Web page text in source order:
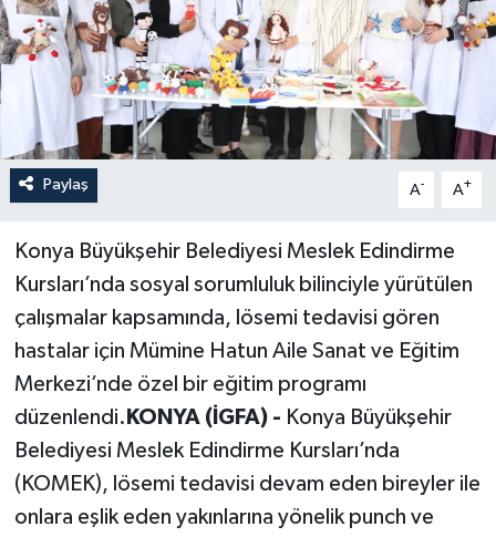
Paylaş A- A+
Konya Büyükşehir Belediyesi Meslek Edindirme
Kursları’nda sosyal sorumluluk bilinciyle yürütülen
çalışmalar kapsamında, lösemi tedavisi gören
hastalar için Mümine Hatun Aile Sanat ve Eğitim
Merkezi’nde özel bir eğitim programı
düzenlendi. KONYA (İGFA) - Konya Büyükşehir
Belediyesi Meslek Edindirme Kursları’nda
(KOMEK), lösemi tedavisi devam eden bireyler ile
onlara eşlik eden yakınlarına yönelik punch ve